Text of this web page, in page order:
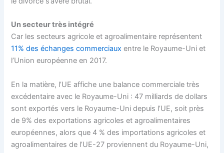
Un secteur très intégré
Car les secteurs agricole et agroalimentaire représentent
11% des échanges commerciaux entre le Royaume-Uni et
l’Union européenne en 2017.
En la matière, l’UE affiche une balance commerciale très
excédentaire avec le Royaume-Uni : 47 milliards de dollars
sont exportés vers le Royaume-Uni depuis l’UE, soit près
de 9% des exportations agricoles et agroalimentaires
européennes, alors que 4 % des importations agricoles et
agroalimentaires de l’UE-27 proviennent du Royaume-Uni,